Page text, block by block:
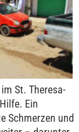
St. Theresa-
Ein
Schmerzen und